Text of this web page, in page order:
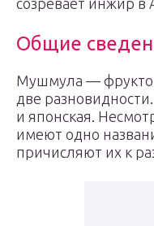
созревает инжир в
Общие
Мушмула —
две
и японская.
имеют одно
причисляют их к